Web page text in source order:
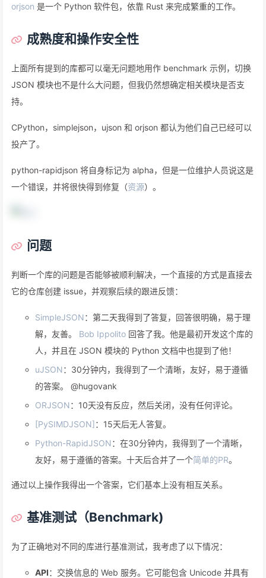
orjson 是一个 Python 软件包，依靠 Rust 来完成繁重的工作。
成熟度和操作安全性
上面所有提到的库都可以毫无问题地用作 benchmark 示例，切换
JSON 模块也不是什么大问题，但我仍然想确定相关模块是否支
持。
CPython，simplejson，ujson 和 orjson 都认为他们自己已经可以
投产了。
python-rapidjson 将自身标记为 alpha，但是一位维护人员说这是
一个错误，并将很快得到修复（资源）。
问题
判断一个库的问题是否能够被顺利解决，一个直接的方式是直接去
它的仓库创建 issue，并观察后续的跟进反馈：
SimpleJSON：第二天我得到了答复，回答很明确，易于理
解，友善。 Bob Ippolito 回答了我。他是最初开发这个库的
人，并且在 JSON 模块的 Python 文档中也提到了他！
uJSON：30分钟内，我得到了一个清晰，友好，易于遵循
的答案。 @hugovank
ORJSON：10天没有反应，然后关闭，没有任何评论。
[PySIMDJSON]：15天后无人答复。
Python-RapidJSON：在30分钟内，我得到了一个清晰，
友好，易于遵循的答案。十天后合并了一个简单的PR。
通过以上操作我得出一个答案，它们基本上没有相互关系。
基准测试（Benchmark)
为了正确地对不同的库进行基准测试，我考虑了以下情况：
API：交换信息的 Web 服务。它可能包含 Unicode 并具有